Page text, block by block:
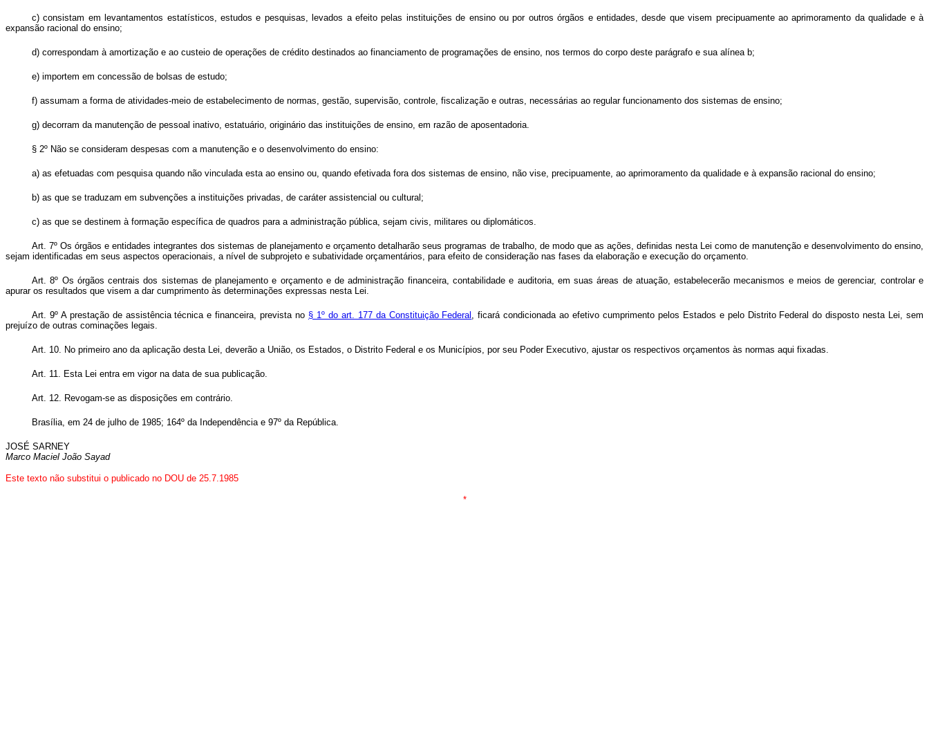
c) consistam em levantamentos estatísticos, estudos e pesquisas, levados a efeito pelas instituições de ensino ou por outros órgãos e entidades, desde que visem precipuamente ao aprimoramento da qualidade e à
expansão racional do ensino;
d) correspondam à amortização e ao custeio de operações de crédito destinados ao financiamento de programações de ensino, nos termos do corpo deste parágrafo e sua alínea b;
e) importem em concessão de bolsas de estudo;
f) assumam a forma de atividades-meio de estabelecimento de normas, gestão, supervisão, controle, fiscalização e outras, necessárias ao regular funcionamento dos sistemas de ensino;
g) decorram da manutenção de pessoal inativo, estatuário, originário das instituições de ensino, em razão de aposentadoria.
§ 2º Não se consideram despesas com a manutenção e o desenvolvimento do ensino:
a) as efetuadas com pesquisa quando não vinculada esta ao ensino ou, quando efetivada fora dos sistemas de ensino, não vise, precipuamente, ao aprimoramento da qualidade e à expansão racional do ensino;
b) as que se traduzam em subvenções a instituições privadas, de caráter assistencial ou cultural;
c) as que se destinem à formação específica de quadros para a administração pública, sejam civis, militares ou diplomáticos.
Art. 7º Os órgãos e entidades integrantes dos sistemas de planejamento e orçamento detalharão seus programas de trabalho, de modo que as ações, definidas nesta Lei como de manutenção e desenvolvimento do ensino,
sejam identificadas em seus aspectos operacionais, a nível de subprojeto e subatividade orçamentários, para efeito de consideração nas fases da elaboração e execução do orçamento.
Art. 8º Os órgãos centrais dos sistemas de planejamento e orçamento e de administração financeira, contabilidade e auditoria, em suas áreas de atuação, estabelecerão mecanismos e meios de gerenciar, controlar e
apurar os resultados que visem a dar cumprimento às determinações expressas nesta Lei.
Art. 9º A prestação de assistência técnica e financeira, prevista no § 1º do art. 177 da Constituição Federal , ficará condicionada ao efetivo cumprimento pelos Estados e pelo Distrito Federal do disposto nesta Lei, sem
prejuízo de outras cominações legais.
Art. 10. No primeiro ano da aplicação desta Lei, deverão a União, os Estados, o Distrito Federal e os Municípios, por seu Poder Executivo, ajustar os respectivos orçamentos às normas aqui fixadas.
Art. 11. Esta Lei entra em vigor na data de sua publicação.
Art. 12. Revogam-se as disposições em contrário.
Brasília, em 24 de julho de 1985; 164º da Independência e 97º da República.
JOSÉ SARNEY
Marco Maciel João Sayad
Este texto não substitui o publicado no DOU de 25.7.1985
*